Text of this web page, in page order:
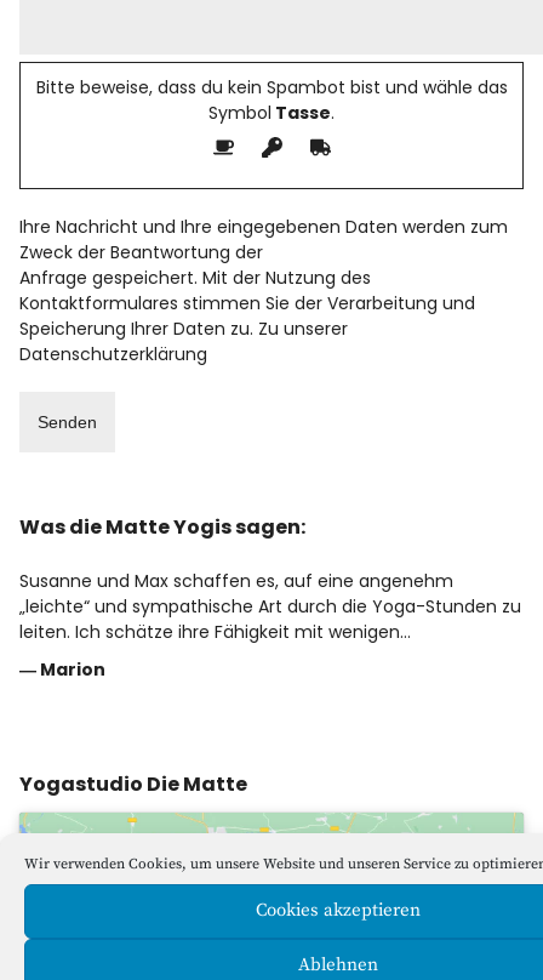
Wir verwenden Cookies, um unsere Website und unseren Service zu
Cookies akzeptieren
Ablehnen
Bitte beweise, dass du kein Spambot bist und wähle das
Symbol Tasse.
Ihre Nachricht und Ihre eingegebenen Daten werden zum
Zweck der Beantwortung der
Anfrage gespeichert. Mit der Nutzung des
Kontaktformulares stimmen Sie der Verarbeitung und
Speicherung Ihrer Daten zu. Zu unserer
Datenschutzerklärung
Was die Matte Yogis sagen:
Susanne und Max schaffen es, auf eine angenehm
„leichte“ und sympathische Art durch die Yoga-Stunden zu
leiten. Ich schätze ihre Fähigkeit mit wenigen…
― Marion
Yogastudio Die Matte
Klicke hier, um Marketing-Cookies zu